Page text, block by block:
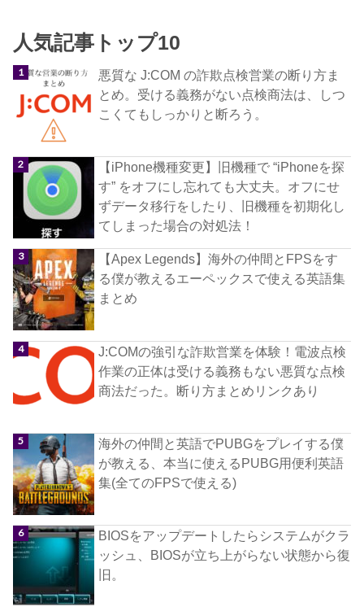
人気記事トップ10
悪質な J:COM の詐欺点検営業の断り方ま
とめ。受ける義務がない点検商法は、しつ
こくてもしっかりと断ろう。
【iPhone機種変更】旧機種で “iPhoneを探
す” をオフにし忘れても大丈夫。オフにせ
ずデータ移行をしたり、旧機種を初期化し
てしまった場合の対処法！
【Apex Legends】海外の仲間とFPSをす
る僕が教えるエーペックスで使える英語集
まとめ
J:COMの強引な詐欺営業を体験！電波点検
作業の正体は受ける義務もない悪質な点検
商法だった。断り方まとめリンクあり
海外の仲間と英語でPUBGをプレイする僕
が教える、本当に使えるPUBG用便利英語
集(全てのFPSで使える)
BIOSをアップデートしたらシステムがクラ
ッシュ、BIOSが立ち上がらない状態から復
旧。